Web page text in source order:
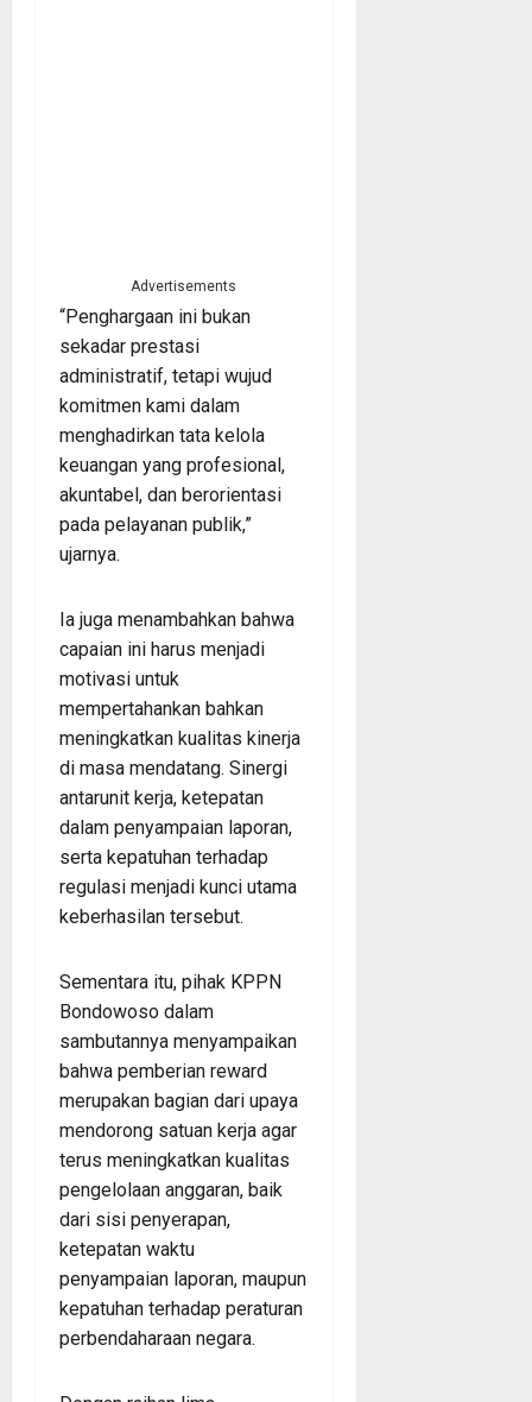
Advertisements
“Penghargaan ini bukan
sekadar prestasi
administratif, tetapi wujud
komitmen kami dalam
menghadirkan tata kelola
keuangan yang profesional,
akuntabel, dan berorientasi
pada pelayanan publik,”
ujarnya.
Ia juga menambahkan bahwa
capaian ini harus menjadi
motivasi untuk
mempertahankan bahkan
meningkatkan kualitas kinerja
di masa mendatang. Sinergi
antarunit kerja, ketepatan
dalam penyampaian laporan,
serta kepatuhan terhadap
regulasi menjadi kunci utama
keberhasilan tersebut.
Sementara itu, pihak KPPN
Bondowoso dalam
sambutannya menyampaikan
bahwa pemberian reward
merupakan bagian dari upaya
mendorong satuan kerja agar
terus meningkatkan kualitas
pengelolaan anggaran, baik
dari sisi penyerapan,
ketepatan waktu
penyampaian laporan, maupun
kepatuhan terhadap peraturan
perbendaharaan negara.